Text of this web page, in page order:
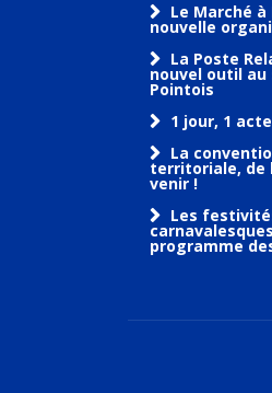
Le Marché à
nouvelle
La Poste
nouvel outil au
Pointois
1 jour, 1
La
territoriale, de
venir !
Les
programme